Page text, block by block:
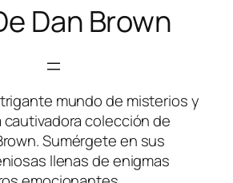
Dan Brown
mundo de misterios y
colección de
Sumérgete en sus
llenas de enigmas